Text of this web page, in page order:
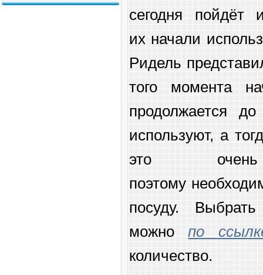
сегодня
их начали
Ридель
того момента
продолжается
используют, а
это очень
поэтому
посуду.
можнопо
количество.